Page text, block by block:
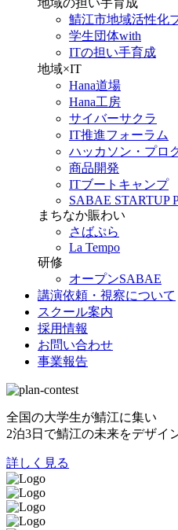
鯖江市地域活性化
学生団体with
ITの担い手育成
地域×IT
Hana道場
Hana工房
サイバーサクラ
IT推進フォーラム
ハッカソン・プロ
商品開発
ITブートキャンプ
SABAE STARTUP
まちなか賑わい
さばぷら
La Tempo
研修
オープンSABAE
講演依頼・視察について
スクール案内
採用情報
お問い合わせ
事業報告
全国の大学生が鯖江に集い
2泊3日で鯖江の未来をデザイ
詳しく見る